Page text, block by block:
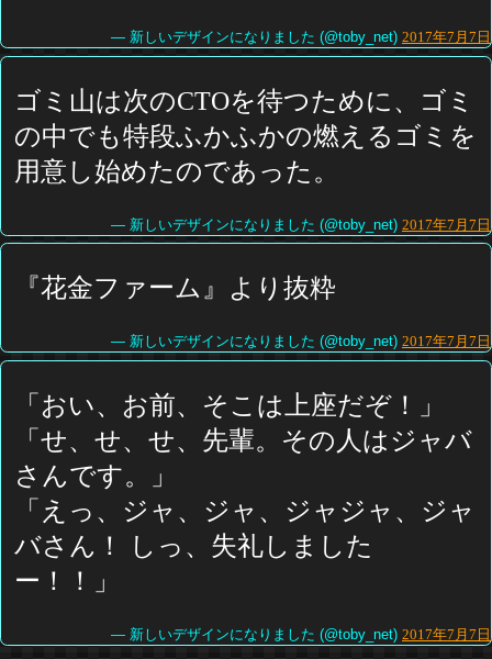
— 新しいデザインになりました (@toby_net) 2017年7月7日
ゴミ山は次のCTOを待つために、ゴミ
の中でも特段ふかふかの燃えるゴミを
用意し始めたのであった。
— 新しいデザインになりました (@toby_net) 2017年7月7日
『花金ファーム』より抜粋
— 新しいデザインになりました (@toby_net) 2017年7月7日
「おい、お前、そこは上座だぞ！」
「せ、せ、せ、先輩。その人はジャバ
さんです。」
「えっ、ジャ、ジャ、ジャジャ、ジャ
バさん！ しっ、失礼しました
ー！！」
— 新しいデザインになりました (@toby_net) 2017年7月7日